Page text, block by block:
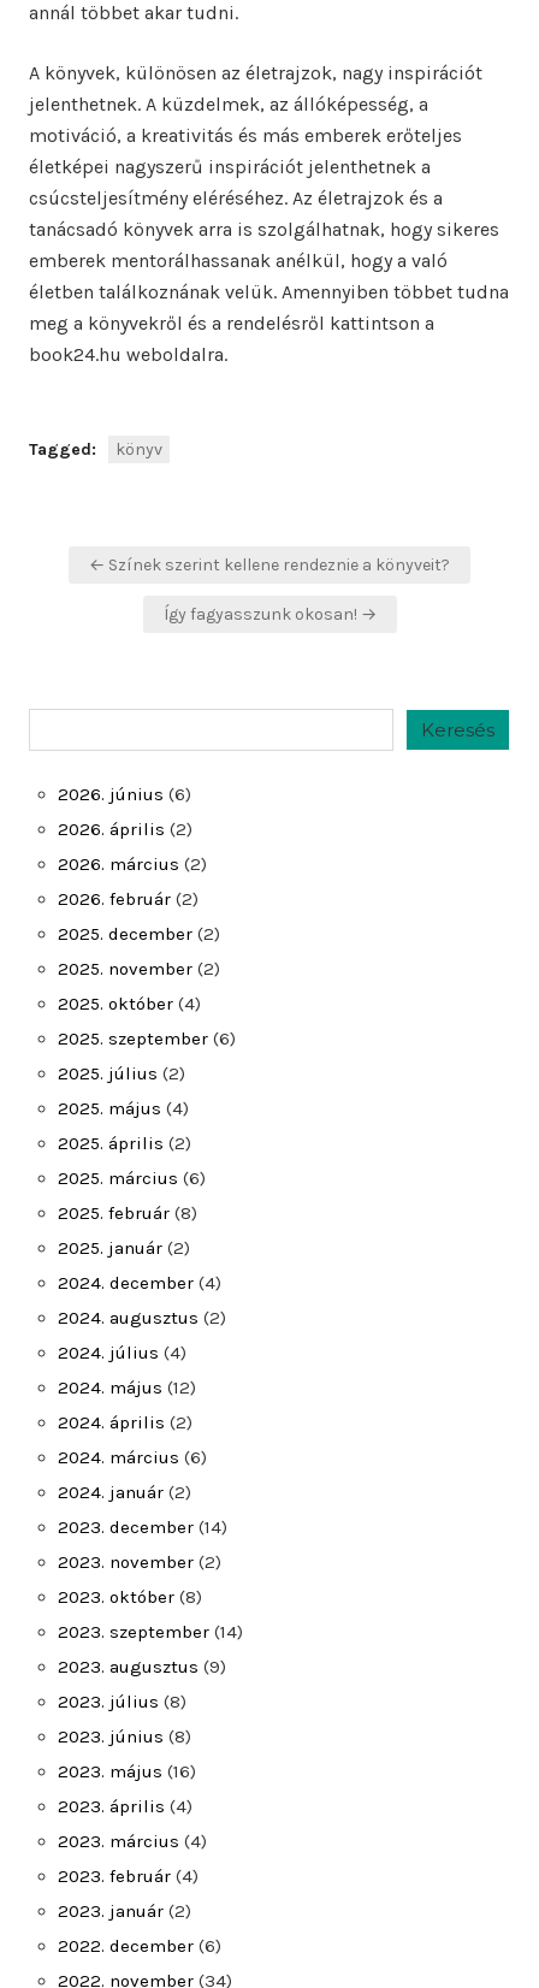
annál többet akar tudni.
A könyvek, különösen az életrajzok, nagy inspirációt
jelenthetnek. A küzdelmek, az állóképesség, a
motiváció, a kreativitás és más emberek erőteljes
életképei nagyszerű inspirációt jelenthetnek a
csúcsteljesítmény eléréséhez. Az életrajzok és a
tanácsadó könyvek arra is szolgálhatnak, hogy sikeres
emberek mentorálhassanak anélkül, hogy a való
életben találkoznának velük. Amennyiben többet tudna
meg a könyvekről és a rendelésről kattintson a
book24.hu weboldalra.
Tagged: könyv
Bejegyzés
← Színek szerint kellene rendeznie a könyveit?
Így fagyasszunk okosan! →
Keresés
2026. június (6)
2026. április (2)
2026. március (2)
2026. február (2)
2025. december (2)
2025. november (2)
2025. október (4)
2025. szeptember (6)
2025. július (2)
2025. május (4)
2025. április (2)
2025. március (6)
2025. február (8)
2025. január (2)
2024. december (4)
2024. augusztus (2)
2024. július (4)
2024. május (12)
2024. április (2)
2024. március (6)
2024. január (2)
2023. december (14)
2023. november (2)
2023. október (8)
2023. szeptember (14)
2023. augusztus (9)
2023. július (8)
2023. június (8)
2023. május (16)
2023. április (4)
2023. március (4)
2023. február (4)
2023. január (2)
2022. december (6)
2022. november (34)